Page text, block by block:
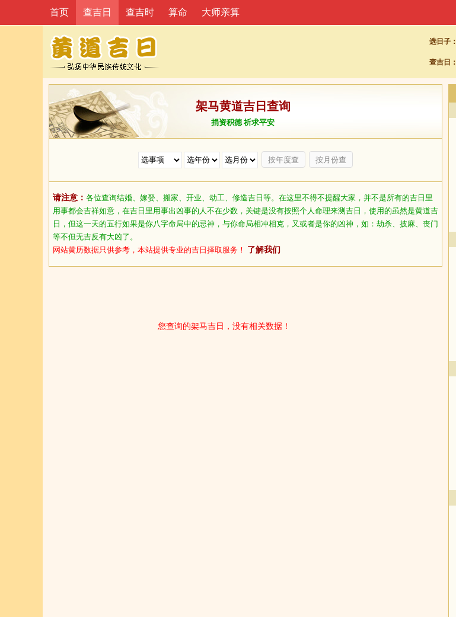
选日子：
查吉日：
首页 查吉日 查吉时 算命 大师亲算
架马黄道吉日查询
捐资积德 祈求平安
按年度查 按月份查
请注意： 各位查询结婚、嫁娶、搬家、开业、动工、修造吉日等。在这里不得不提醒大家，并不是所有的吉日里
用事都会吉祥如意，在吉日里用事出凶事的人不在少数，关键是没有按照个人命理来测吉日，使用的虽然是黄道吉
日，但这一天的五行如果是你八字命局中的忌神，与你命局相冲相克，又或者是你的凶神，如：劫杀、披麻、丧门
等不但无吉反有大凶了。
网站黄历数据只供参考，本站提供专业的吉日择取服务！ 了解我们
您查询的架马吉日，没有相关数据！